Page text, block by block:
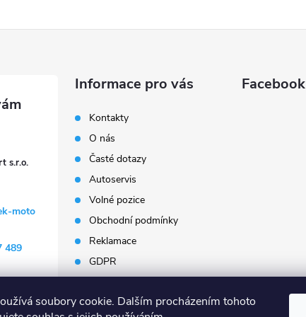
soubory cookie. Dalším procházením tohoto
s.r.o.
moto
489
Informace pro vás
Kontakty
O nás
Časté dotazy
Autoservis
Volné pozice
Obchodní podmínky
Reklamace
GDPR
Motorsport Český Krumlov
Facebook